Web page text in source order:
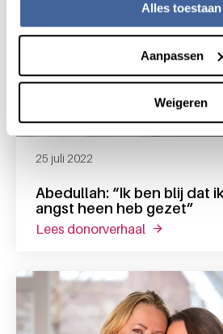
Alles toestaan
Aanpassen
Weigeren
Abedullah: “Ik ben blij dat
angst heen heb gezet”
25 juli 2022
lees donorverhaal over